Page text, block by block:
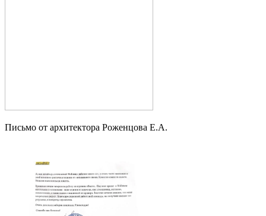
Письмо от архитектора Роженцова Е.А.